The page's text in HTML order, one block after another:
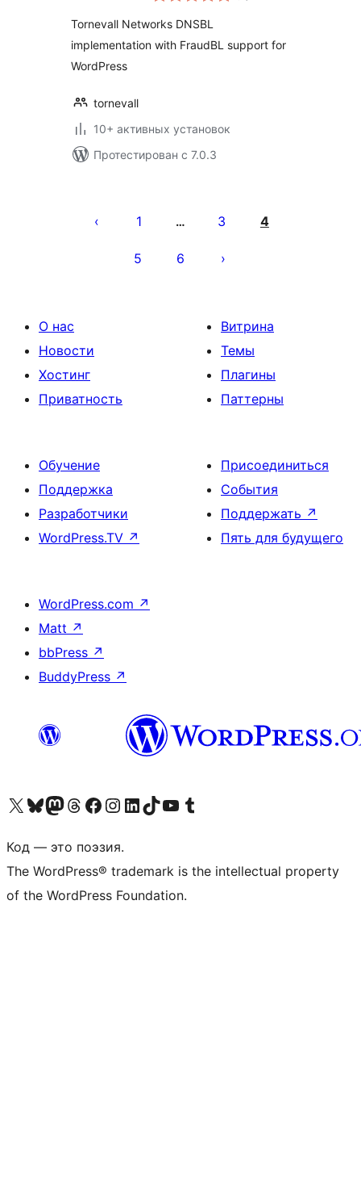
Tornevall Networks DNSBL
implementation with FraudBL support for
WordPress
tornevall
10+ активных установок
Протестирован с 7.0.3
записей
1 … 3 4
5 6
О нас
Новости
Хостинг
Приватность
Витрина
Темы
Плагины
Паттерны
Обучение
Поддержка
Разработчики
WordPress.TV ↗
Присоединиться
События
Поддержать ↗
Пять для будущего
WordPress.com ↗
Matt ↗
bbPress ↗
BuddyPress ↗
Посетите нас в X (ранее Twitter)
Посетите нашу учётную запись в Bluesky
Посетите нашу ленту в Mastodon
Посетите нашу учётную запись в Threads
Посетите нашу страницу на Facebook
Посетите наш Instagram
Посетите нашу страницу в LinkedIn
Посетите нашу учётную запись в TikTok
Посетите наш канал YouTube
Посетите нашу учётную запись в Tumblr
Код — это поэзия.
The WordPress® trademark is the intellectual property
of the WordPress Foundation.